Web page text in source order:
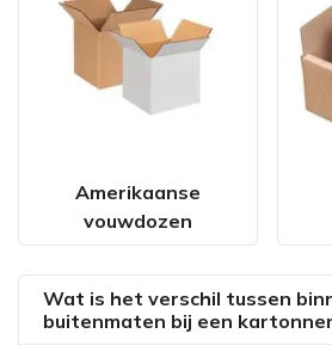
Amerikaanse
vouwdozen
Wat is het verschil tussen
buitenmaten bij een